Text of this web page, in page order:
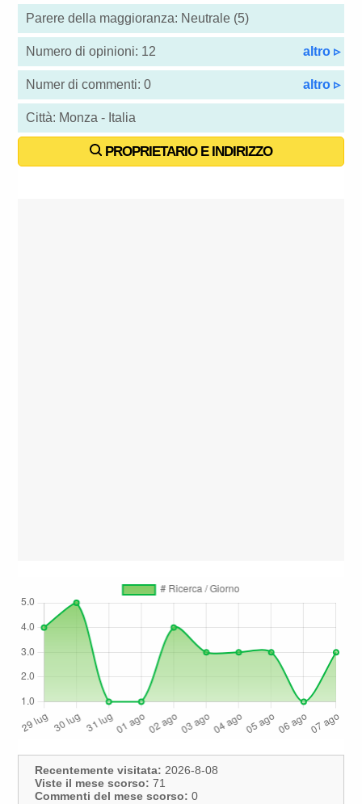
Parere della maggioranza: Neutrale (5)
Numero di opinioni: 12 altro ▹
Numer di commenti: 0 altro ▹
Città: Monza - Italia
PROPRIETARIO E INDIRIZZO
Recentemente visitata: 2026-8-08
Viste il mese scorso: 71
Commenti del mese scorso: 0